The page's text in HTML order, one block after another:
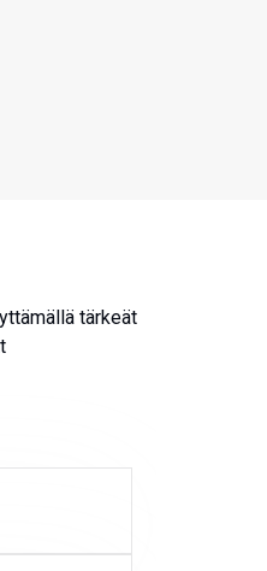
tärkeät